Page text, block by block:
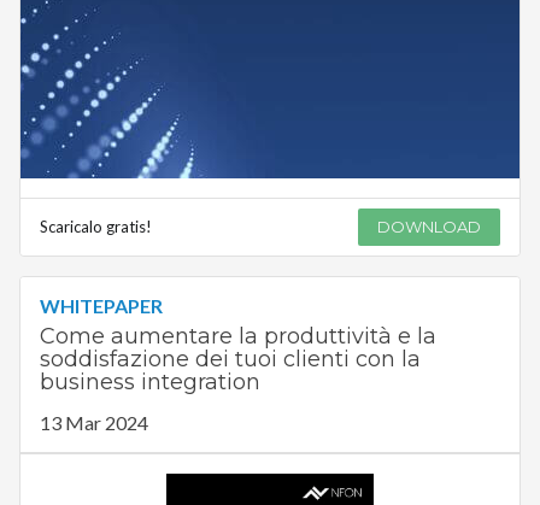
Scaricalo gratis! DOWNLOAD
WHITEPAPER
Come aumentare la produttività e la
soddisfazione dei tuoi clienti con la
business integration
13 Mar 2024